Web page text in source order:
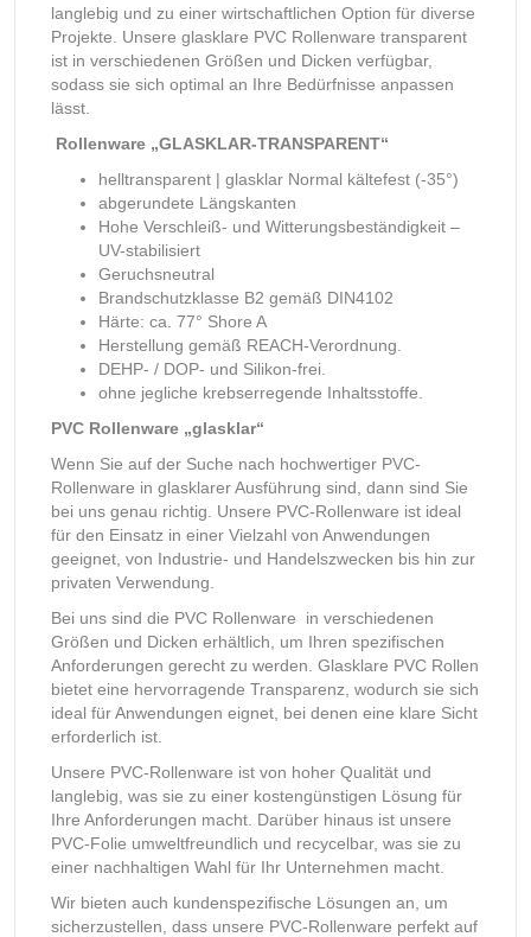
langlebig und zu einer wirtschaftlichen Option für diverse
Projekte. Unsere glasklare PVC Rollenware transparent
ist in verschiedenen Größen und Dicken verfügbar,
sodass sie sich optimal an Ihre Bedürfnisse anpassen
lässt.
Rollenware „GLASKLAR-TRANSPARENT“
helltransparent | glasklar Normal kältefest (-35°)
abgerundete Längskanten
Hohe Verschleiß- und Witterungsbeständigkeit –
UV-stabilisiert
Geruchsneutral
Brandschutzklasse B2 gemäß DIN4102
Härte: ca. 77° Shore A
Herstellung gemäß REACH-Verordnung.
DEHP- / DOP- und Silikon-frei.
ohne jegliche krebserregende Inhaltsstoffe.
PVC Rollenware „glasklar“
Wenn Sie auf der Suche nach hochwertiger PVC-
Rollenware in glasklarer Ausführung sind, dann sind Sie
bei uns genau richtig. Unsere PVC-Rollenware ist ideal
für den Einsatz in einer Vielzahl von Anwendungen
geeignet, von Industrie- und Handelszwecken bis hin zur
privaten Verwendung.
Bei uns sind die PVC Rollenware in verschiedenen
Größen und Dicken erhältlich, um Ihren spezifischen
Anforderungen gerecht zu werden. Glasklare PVC Rollen
bietet eine hervorragende Transparenz, wodurch sie sich
ideal für Anwendungen eignet, bei denen eine klare Sicht
erforderlich ist.
Unsere PVC-Rollenware ist von hoher Qualität und
langlebig, was sie zu einer kostengünstigen Lösung für
Ihre Anforderungen macht. Darüber hinaus ist unsere
PVC-Folie umweltfreundlich und recycelbar, was sie zu
einer nachhaltigen Wahl für Ihr Unternehmen macht.
Wir bieten auch kundenspezifische Lösungen an, um
sicherzustellen, dass unsere PVC-Rollenware perfekt auf